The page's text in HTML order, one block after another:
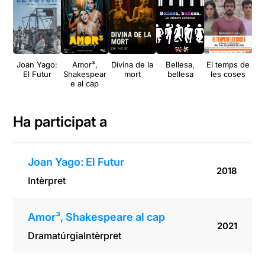
Joan Yago:
El Futur
Amor³,
Shakespear
e al cap
Divina de la
mort
Bellesa,
bellesa
El temps de
les coses
Ha participat a
Joan Yago: El Futur
Intèrpret
2018
Amor³, Shakespeare al cap
DramatúrgiaIntèrpret
2021